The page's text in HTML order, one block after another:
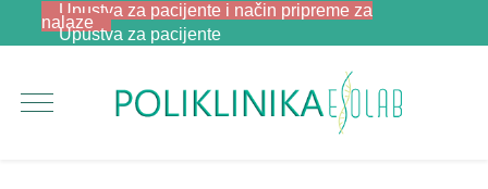
Upustva za pacijente i način pripreme za
nalaze
Upustva za pacijente